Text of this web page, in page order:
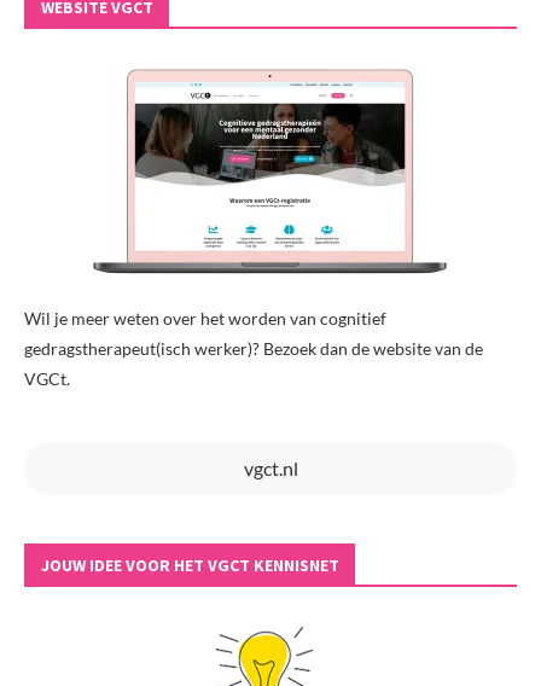
WEBSITE VGCT
Wil je meer weten over het worden van cognitief
gedragstherapeut(isch werker)? Bezoek dan de website van de
VGCt.
vgct.nl
JOUW IDEE VOOR HET VGCT KENNISNET